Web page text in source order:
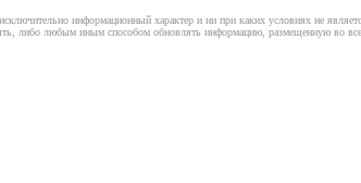
информационный характер и ни при каких условиях не
либо любым иным способом обновлять информацию, размещенную во